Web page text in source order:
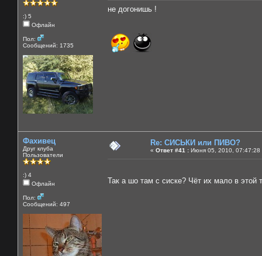
:) 5
Офлайн
Пол:
Сообщений: 1735
не догонишь !
Фахивец
Друг клуба
Пользователи
:) 4
Офлайн
Пол:
Сообщений: 497
Re: СИСЬКИ или ПИВО?
« Ответ #41 : Июня 05, 2010, 07:47:28
Так а шо там с сиске? Чёт их мало в